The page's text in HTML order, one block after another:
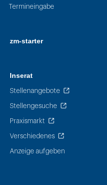
Termineingabe
zm-starter
Inserat
Stellenangebote
Stellengesuche
Praxismarkt
Verschiedenes
Anzeige aufgeben